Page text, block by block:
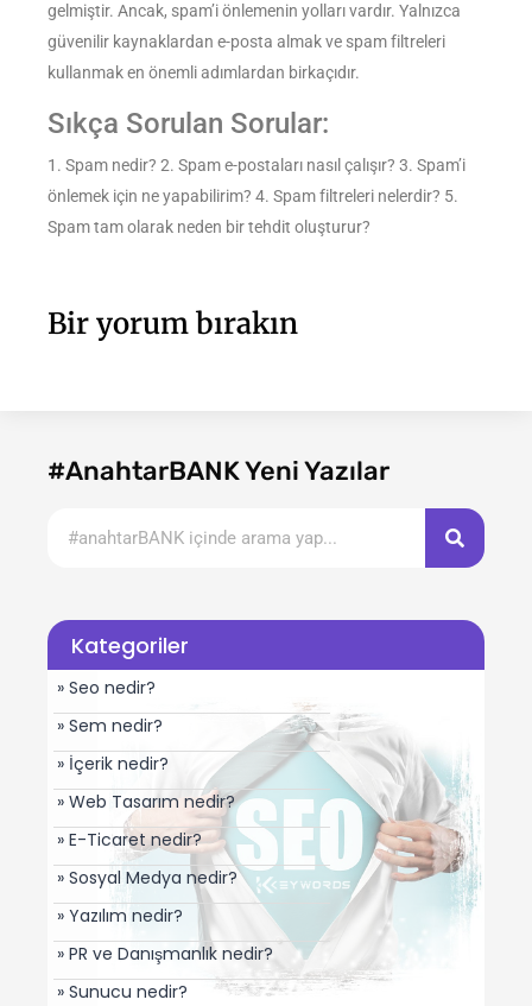
gelmiştir. Ancak, spam’i önlemenin yolları vardır. Yalnızca
güvenilir kaynaklardan e-posta almak ve spam filtreleri
kullanmak en önemli adımlardan birkaçıdır.
Sıkça Sorulan Sorular:
1. Spam nedir? 2. Spam e-postaları nasıl çalışır? 3. Spam’i
önlemek için ne yapabilirim? 4. Spam filtreleri nelerdir? 5.
Spam tam olarak neden bir tehdit oluşturur?
Bir yorum bırakın
#AnahtarBANK Yeni Yazılar
Kategoriler
» Seo nedir?
» Sem nedir?
» İçerik nedir?
» Web Tasarım nedir?
» E-Ticaret nedir?
» Sosyal Medya nedir?
» Yazılım nedir?
» PR ve Danışmanlık nedir?
» Sunucu nedir?